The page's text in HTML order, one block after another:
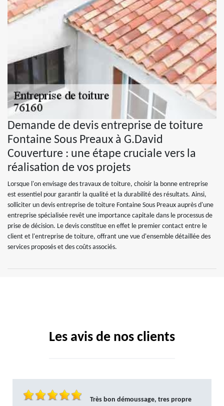
Demande de devis entreprise de toiture
Fontaine Sous Preaux à G.David
Couverture : une étape cruciale vers la
réalisation de vos projets
Lorsque l'on envisage des travaux de toiture, choisir la bonne entreprise
est essentiel pour garantir la qualité et la durabilité des résultats. Ainsi,
solliciter un devis entreprise de toiture Fontaine Sous Preaux auprès d'une
entreprise spécialisée revêt une importance capitale dans le processus de
prise de décision. Le devis constitue en effet le premier contact entre le
client et l'entreprise de toiture, offrant une vue d'ensemble détaillée des
services proposés et des coûts associés.
Les avis de nos clients
Très bon démoussage, tres propre